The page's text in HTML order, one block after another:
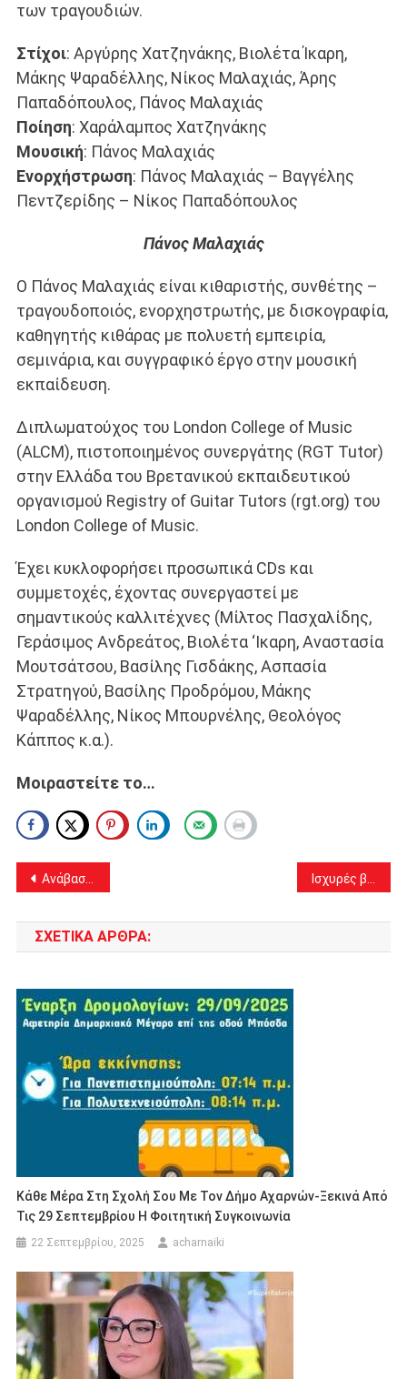
των τραγουδιών.
Στίχοι: Αργύρης Χατζηνάκης, Βιολέτα Ίκαρη,
Μάκης Ψαραδέλλης, Νίκος Μαλαχιάς, Άρης
Παπαδόπουλος, Πάνος Μαλαχιάς
Ποίηση: Χαράλαμπος Χατζηνάκης
Μουσική: Πάνος Μαλαχιάς
Ενορχήστρωση: Πάνος Μαλαχιάς – Βαγγέλης
Πεντζερίδης – Νίκος Παπαδόπουλος
Πάνος Μαλαχιάς
Ο Πάνος Μαλαχιάς είναι κιθαριστής, συνθέτης –
τραγουδοποιός, ενορχηστρωτής, με δισκογραφία,
καθηγητής κιθάρας με πολυετή εμπειρία,
σεμινάρια, και συγγραφικό έργο στην μουσική
εκπαίδευση.
Διπλωματούχος του London College of Music
(ALCM), πιστοποιημένος συνεργάτης (RGT Tutor)
στην Ελλάδα του Βρετανικού εκπαιδευτικού
οργανισμού Registry of Guitar Tutors (rgt.org) του
London College of Music.
Έχει κυκλοφορήσει προσωπικά CDs και
συμμετοχές, έχοντας συνεργαστεί με
σημαντικούς καλλιτέχνες (Μίλτος Πασχαλίδης,
Γεράσιμος Ανδρεάτος, Βιολέτα ‘Ικαρη, Αναστασία
Μουτσάτσου, Βασίλης Γισδάκης, Ασπασία
Στρατηγού, Βασίλης Προδρόμου, Μάκης
Ψαραδέλλης, Νίκος Μπουρνέλης, Θεολόγος
Κάππος κ.α.).
Μοιραστείτε το…
Πλοήγηση
άρθρων
Ανάβαση Πάρνηθας από την ΦΙΛΠΑ στις 19 Μαρτίου 2023 – το Πρόγραμμα
ΣΧΕΤΙΚΆ ΆΡΘΡΑ:
Κάθε Μέρα Στη Σχολή Σου Με Τον Δήμο Αχαρνών-Ξεκινά Από
Τις 29 Σεπτεμβρίου Η Φοιτητική Συγκοινωνία
22 Σεπτεμβρίου, 2025 acharnaiki